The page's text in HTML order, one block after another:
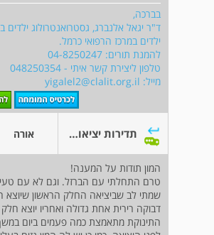
בברכה,
ד"ר יגאל אלנברג, גסטרואנטרולוג
ילדים במרכז הרפואי כרמל.
להמנת תורים: 04-8250247
טלפון ליצירת קשר איתי - 048250354
מייל: yigalel2@clalit.org.il
תדירות יציאות אצל תינוק יונק אורה
המון תודות על המענה!
טרם התחלתי עם הברזל. וגם לא עם
שמתי לב שביציאה החלק הראשון שיוצא
דבוקה רירית אחת גדולה ואחריו יוצא
התינוקת מתאמצת כמה פעמים ביום